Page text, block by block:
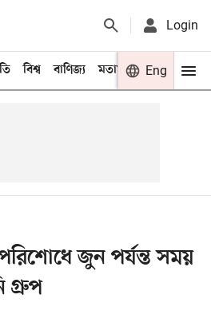
Login
বিশ্ব বাণিজ্য মতামত খেলা
Eng
জুন পর্যন্ত সময়
গ্রুপ